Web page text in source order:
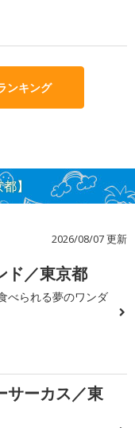
ンキング
】
2026/08/07 更新
ド／東京都
べられる夢のワンダ
サーカス／東